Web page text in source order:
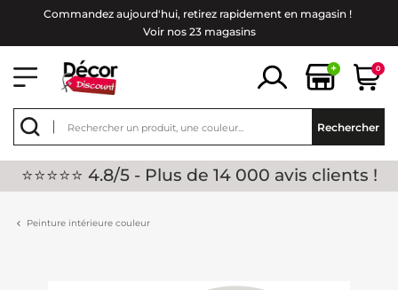
Commandez aujourd'hui, retirez rapidement en magasin !
Voir nos 23 magasins
+ 0
Rechercher
⭐⭐⭐⭐⭐ 4.8/5 - Plus de 14 000 avis clients !
Peinture intérieure couleur